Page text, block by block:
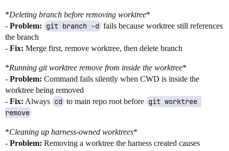
*Deleting branch before removing worktree*
- Problem: git branch -d fails because worktree still references
the branch
- Fix: Merge first, remove worktree, then delete branch
*Running git worktree remove from inside the worktree*
- Problem: Command fails silently when CWD is inside the
worktree being removed
- Fix: Always cd to main repo root before git worktree
remove
*Cleaning up harness-owned worktrees*
- Problem: Removing a worktree the harness created causes